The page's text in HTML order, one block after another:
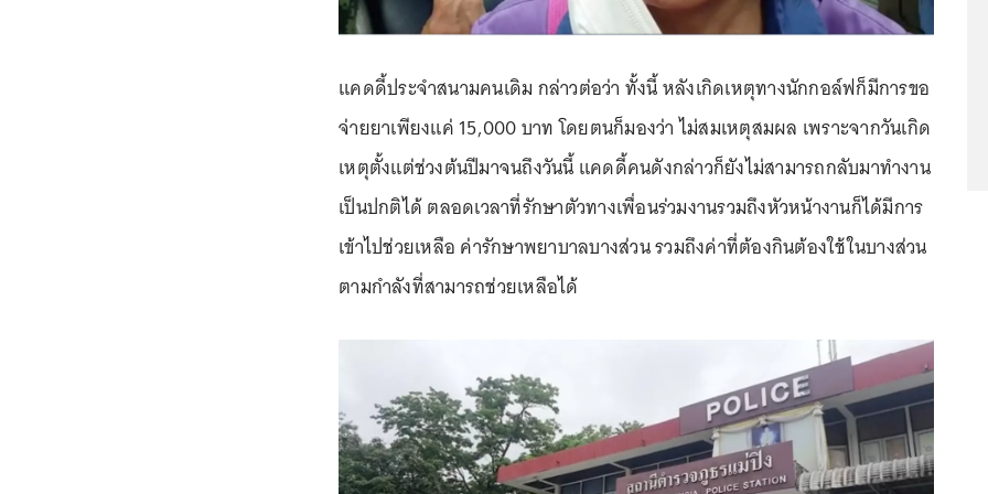
แคดดี้ประจำสนามคนเดิม กล่าวต่อว่า ทั้งนี้ หลังเกิดเหตุทางนักกอล์ฟก็มีการขอ
จ่ายยาเพียงแค่ 15,000 บาท โดยตนก็มองว่า ไม่สมเหตุสมผล เพราะจากวันเกิด
เหตุตั้งแต่ช่วงต้นปีมาจนถึงวันนี้ แคดดี้คนดังกล่าวก็ยังไม่สามารถกลับมาทำงาน
เป็นปกติได้ ตลอดเวลาที่รักษาตัวทางเพื่อนร่วมงานรวมถึงหัวหน้างานก็ได้มีการ
เข้าไปช่วยเหลือ ค่ารักษาพยาบาลบางส่วน รวมถึงค่าที่ต้องกินต้องใช้ในบางส่วน
ตามกำลังที่สามารถช่วยเหลือได้